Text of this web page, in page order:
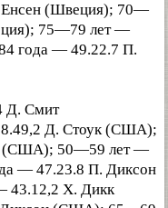
Енсен (Швеция); 70—
75—79 лет —
года — 49.22.7 П.
Д. Смит
Д. Стоук (США);
(США); 50—59 лет —
— 47.23.8 П. Диксон
X. Дикк